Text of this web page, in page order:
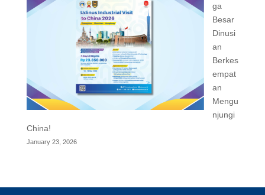
ga
Besar
Dinusi
an
Berkes
empat
an
Mengu
njungi
China!
January 23, 2026